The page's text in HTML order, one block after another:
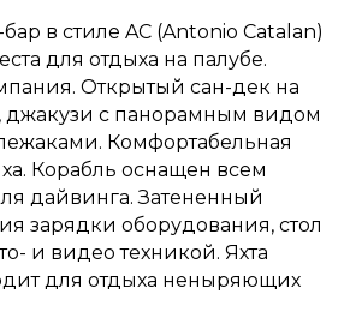
в стиле AC (Antonio Catalan)
для отдыха на палубе.
Открытый сан-дек на
джакузи с панорамным видом
Комфортабельная
Корабль оснащен всем
дайвинга. Затененный
зарядки оборудования, стол
и видео техникой. Яхта
для отдыха неныряющих